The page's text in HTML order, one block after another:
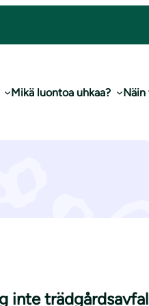
Mikä luontoa uhkaa?
i
inte